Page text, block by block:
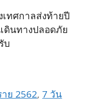
เทศกาลส่งท้ายปี
ดินทางปลอดภัย
บ
ย 2562, 7 วัน